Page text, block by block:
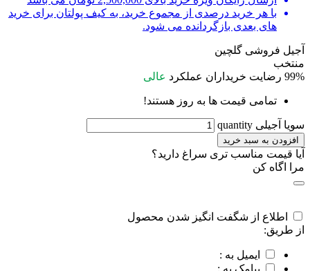
با هر خرید درصدی از مجموع خرید، به کیف پولتان برای خرید
های بعدی بازگردانده می شود.
آجیل فروشی گلچین
منتخب
99% رضایت خریداران عملکرد عالی
تمامی قیمت ها به روز هستند!
سویا آجیلی quantity
افزودن به سبد خرید
آیا قیمت مناسب تری سراغ دارید؟
مرا اگاه کن
اطلاع از شگفت انگیز شدن محصول
از طریق:
ایمیل به :
پیامک به :